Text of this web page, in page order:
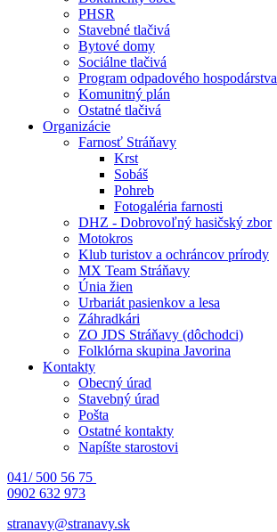
PHSR
Stavebné tlačivá
Bytové domy
Sociálne tlačivá
Program odpadového hospodárstva
Komunitný plán
Ostatné tlačivá
Organizácie
Farnosť Stráňavy
Krst
Sobáš
Pohreb
Fotogaléria farnosti
DHZ - Dobrovoľný hasičský zbor
Motokros
Klub turistov a ochráncov prírody
MX Team Stráňavy
Únia žien
Urbariát pasienkov a lesa
Záhradkári
ZO JDS Stráňavy (dôchodci)
Folklórna skupina Javorina
Kontakty
Obecný úrad
Stavebný úrad
Pošta
Ostatné kontakty
Napíšte starostovi
041/ 500 56 75
0902 632 973
stranavy@stranavy.sk